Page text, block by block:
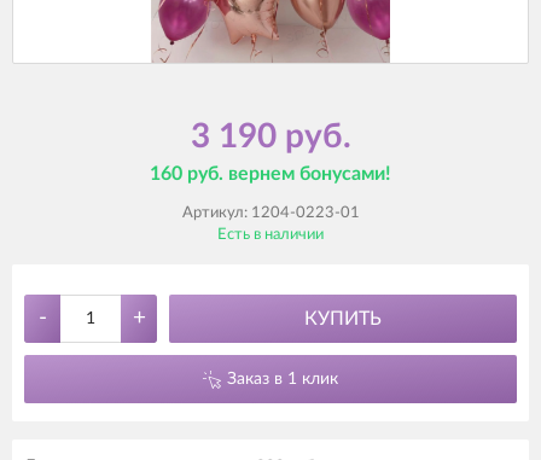
3 190 руб.
160 руб. вернем бонусами!
Артикул: 1204-0223-01
Есть в наличии
- + КУПИТЬ
Заказ в 1 клик